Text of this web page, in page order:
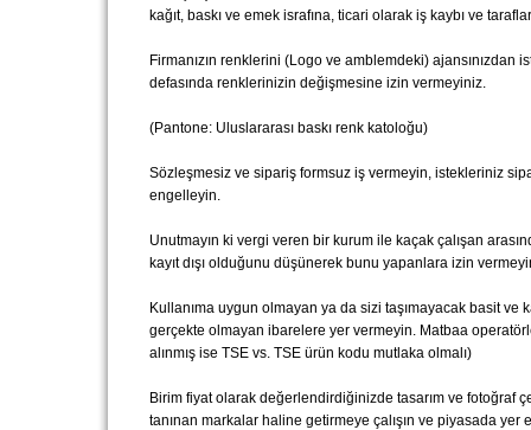
kağıt, baskı ve emek israfına, ticari olarak iş kaybı ve
Firmanızın renklerini (Logo ve amblemdeki)
defasında renklerinizin değişmesine izin vermeyiniz.
(Pantone: Uluslararası baskı renk katoloğu)
Sözleşmesiz ve sipariş formsuz iş vermeyin, istekleriniz
engelleyin.
Unutmayın ki vergi veren bir kurum ile kaçak çalışan
kayıt dışı olduğunu düşünerek bunu yapanlara izin
Kullanıma uygun olmayan ya da sizi taşımayacak basit
gerçekte olmayan ibarelere yer vermeyin. Matbaa
alınmış ise TSE vs. TSE ürün kodu mutlaka olmalı)
Birim fiyat olarak değerlendirdiğinizde tasarım ve
tanınan markalar haline getirmeye çalışın ve piyasada yer